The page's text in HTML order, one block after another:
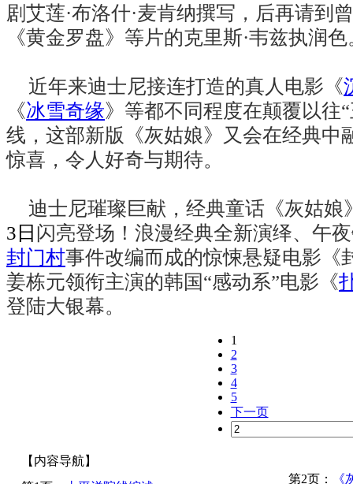
剧艾莲·布洛什·麦肯纳撰写，后再请到
《黄金罗盘》等片的克里斯·韦兹执润色
近年来迪士尼接连打造的真人电影《
《冰雪奇缘》等都不同程度在颠覆以往
线，这部新版《灰姑娘》又会在经典中
惊喜，令人好奇与期待。
迪士尼璀璨巨献，经典童话《灰姑娘
3 日 闪亮登场！浪漫经典全新演绎、午
封门村事件改编而成的惊悚悬疑电影《
姜栋元领衔主演的韩国“感动系”电影《
登陆大银幕。
1
2
3
4
5
下一页
【内容导航】
第2页：